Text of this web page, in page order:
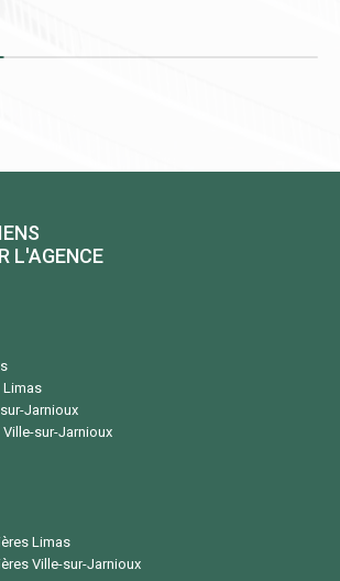
L'AGENCE
Jarnioux
sur-Jarnioux
Limas
Ville-sur-Jarnioux